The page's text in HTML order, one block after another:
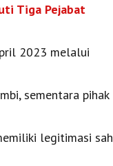
Tiga Pejabat
2023 melalui
sementara pihak
legitimasi sah